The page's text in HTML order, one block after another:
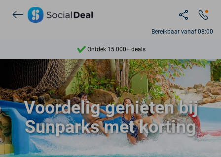
Bereikbaar vanaf 08:00
Ontdek 15.000+ deals
7 dagen per week beschikbaar
10+ miljoen leden
9,4
Ontdek 15.000+ deals
Voordelig genieten bij
Sunparks met korting